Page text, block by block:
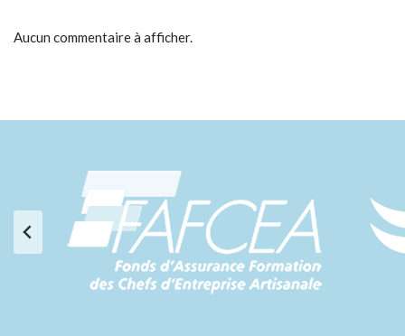
Aucun commentaire à afficher.